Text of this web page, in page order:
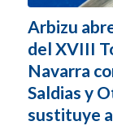
Arbizu
del XVIII
Navarra
Saldias y
sustituye